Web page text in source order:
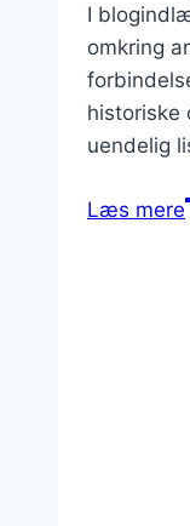
I
omkring
historiske
uendelig
Læs mere